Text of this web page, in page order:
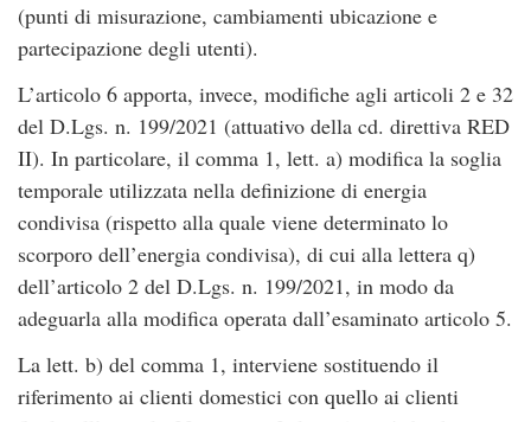
(punti di misurazione, cambiamenti ubicazione e
partecipazione degli utenti).
L’articolo 6 apporta, invece, modifiche agli articoli 2 e 32
del D.Lgs. n. 199/2021 (attuativo della cd. direttiva RED
II). In particolare, il comma 1, lett. a) modifica la soglia
temporale utilizzata nella definizione di energia
condivisa (rispetto alla quale viene determinato lo
scorporo dell’energia condivisa), di cui alla lettera q)
dell’articolo 2 del D.Lgs. n. 199/2021, in modo da
adeguarla alla modifica operata dall’esaminato articolo 5.
La lett. b) del comma 1, interviene sostituendo il
riferimento ai clienti domestici con quello ai clienti